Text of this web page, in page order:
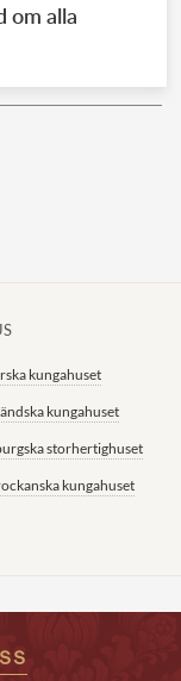
om alla
kungahuset
kungahuset
storhertighuset
kungahuset